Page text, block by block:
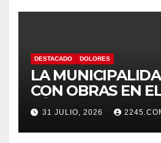
DESTACADO DOLORES
LA
CON OBRAS EN
HÍDRICO DE
31 JULIO, 2026